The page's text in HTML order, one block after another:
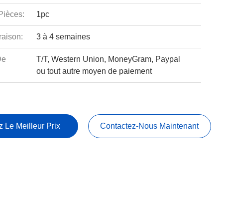
1pc
3 à 4 semaines
T/T, Western Union, MoneyGram, Paypal
ou tout autre moyen de paiement
Le Meilleur Prix Contactez-Nous Maintenant